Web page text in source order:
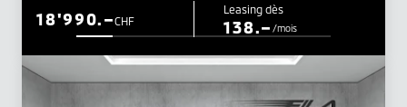
CHF
18'990.– Leasing dès
138.–/mois